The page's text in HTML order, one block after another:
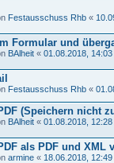
Festausschuss Rhb «
Formular und
BAlheit « 01.08.2018, 14:03
Festausschuss Rhb «
(Speichern nicht
BAlheit « 01.08.2018, 12:28
als PDF und XML
armine « 18.06.2018, 12:49